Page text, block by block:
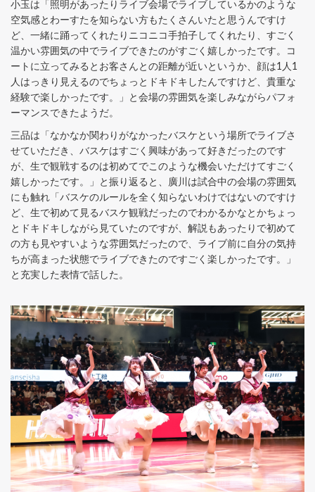
小玉は「照明があったりライブ会場でライブしているかのような
空気感とわーすたを知らない方もたくさんいたと思うんですけ
ど、一緒に踊ってくれたりニコニコ手拍子してくれたり、すごく
温かい雰囲気の中でライブできたのがすごく嬉しかったです。コ
ートに立ってみるとお客さんとの距離が近いというか、顔は1人1
人はっきり見えるのでちょっとドキドキしたんですけど、貴重な
経験で楽しかったです。」と会場の雰囲気を楽しみながらパフォ
ーマンスできたようだ。
三品は「なかなか関わりがなかったバスケという場所でライブさ
せていただき、バスケはすごく興味があって好きだったのです
が、生で観戦するのは初めてでこのような機会いただけてすごく
嬉しかったです。」と振り返ると、廣川は試合中の会場の雰囲気
にも触れ「バスケのルールを全く知らないわけではないのですけ
ど、生で初めて見るバスケ観戦だったのでわかるかなとかちょっ
とドキドキしながら見ていたのですが、解説もあったりで初めて
の方も見やすいような雰囲気だったので、ライブ前に自分の気持
ちが高まった状態でライブできたのですごく楽しかったです。」
と充実した表情で話した。